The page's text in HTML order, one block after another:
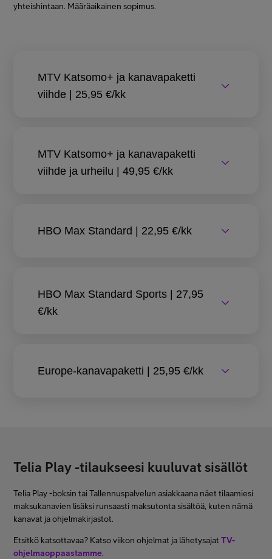
yhteishintaan. Määräaikainen sopimus.
MTV Katsomo+ ja kanavapaketti
viihde | 25,95 €/kk
MTV Katsomo+ ja kanavapaketti
viihde ja urheilu | 49,95 €/kk
HBO Max Standard | 22,95 €/kk
HBO Max Standard Sports | 27,95
€/kk
Europe-kanavapaketti | 25,95 €/kk
Telia Play -tilaukseesi kuuluvat sisällöt
Telia Play -boksin tai Tallennuspalvelun asiakkaana näet tilaamiesi
maksukanavien lisäksi runsaasti maksutonta sisältöä, kuten nämä
kanavat ja ohjelmakirjastot.
Etsitkö katsottavaa? Katso viikon ohjelmat ja lähetysajat TV-
ohjelmaoppaastamme.